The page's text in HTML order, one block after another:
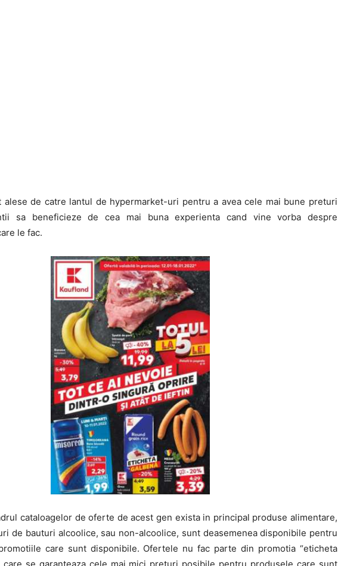
alese de catre lantul de hypermarket-uri pentru a avea cele mai bune preturi
sa beneficieze de cea mai buna experienta cand vine vorba despre
le fac.
cataloagelor de oferte de acest gen exista in principal produse alimentare,
de bauturi alcoolice, sau non-alcoolice, sunt deasemenea disponibile pentru
care sunt disponibile. Ofertele nu fac parte din promotia “eticheta